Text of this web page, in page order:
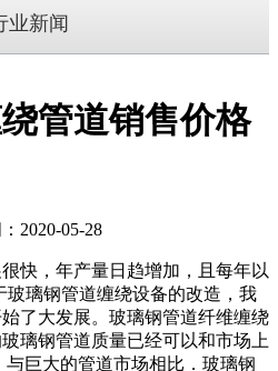
业新闻
管道销售价格
2020-05-28
快，年产量日趋增加，且每年以
玻璃钢管道缠绕设备的改造，我
了大发展。玻璃钢管道纤维缠绕
璃钢管道质量已经可以和市场上
巨大的管道市场相比．玻璃钢